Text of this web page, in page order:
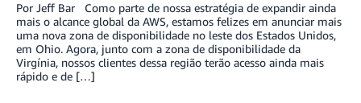
Por Jeff Bar Como parte de nossa estratégia de expandir ainda
mais o alcance global da AWS, estamos felizes em anunciar mais
uma nova zona de disponibilidade no leste dos Estados Unidos,
em Ohio. Agora, junto com a zona de disponibilidade da
Virgínia, nossos clientes dessa região terão acesso ainda mais
rápido e de […]